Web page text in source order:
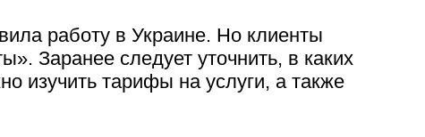
работу в Украине. Но клиенты
Заранее следует уточнить, в каких
изучить тарифы на услуги, а также